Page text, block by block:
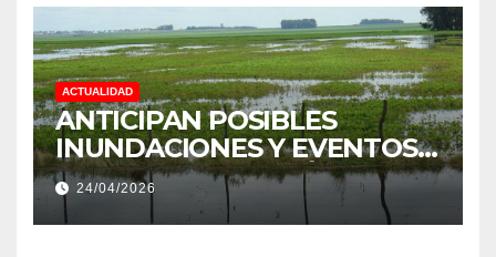
ACTUALIDAD
ANTICIPAN POSIBLES
INUNDACIONES Y EVENTOS
EXTREMOS: “PODRÍA SER UN
NIÑO MUY IMPORTANTE”
24/04/2026